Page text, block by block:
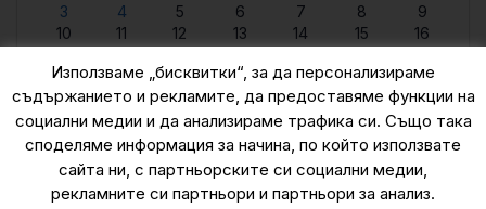
3
4 5 6 7 8
9
10
11 12 13 14 15
16
24
25 26 27 28 29
30
31
« юни
Използваме „бисквитки“, за да персонализираме
съдържанието и рекламите, да предоставяме функции на
социални медии и да анализираме трафика си. Също така
споделяме информация за начина, по който използвате
сайта ни, с партньорските си социални медии,
рекламните си партньори и партньори за анализ.